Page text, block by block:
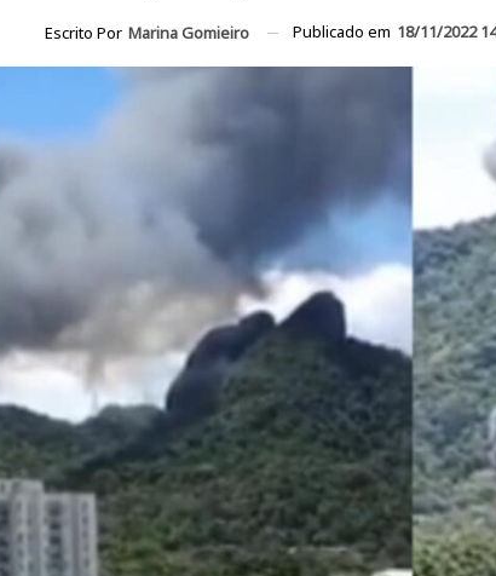
Escrito Por Marina Gomieiro Publicado em 18/11/2022